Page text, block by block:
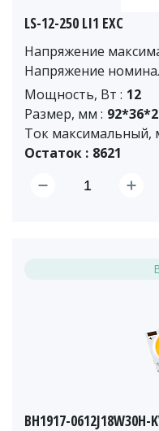
LS-12-250 LI1 EXC
Напряжение
Напряжение
Мощность, Вт : 12
Размер, мм :
Ток максимальный,
Остаток : 8621
BH1917-0612J18W30H-